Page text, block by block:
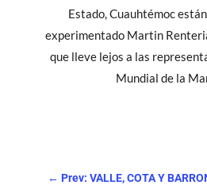
Estado, Cuauhtémoc
experimentado Martin
que lleve lejos a las
Mundial de la
← Prev: VALLE, COTA Y